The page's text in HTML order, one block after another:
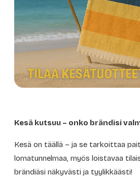
Kesä kutsuu – onko brändisi
Kesä on täällä – ja se tarkoittaa
lomatunnelmaa, myös loistavaa
brändiäsi näkyvästi ja tyylikkäästi!